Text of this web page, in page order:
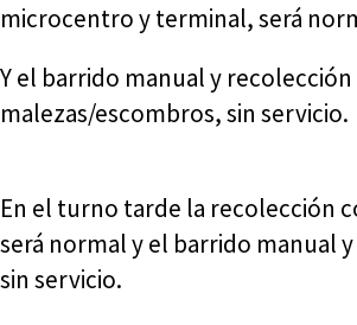
microcentro y terminal, será
Y el barrido manual y recolección
malezas/escombros, sin servicio.
En el turno tarde la recolección
será normal y el barrido manual
sin servicio.